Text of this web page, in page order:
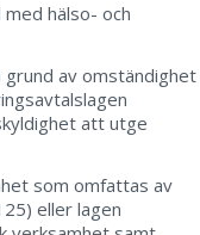
hälso- och
av omständighet
att utge
som omfattas av
eller lagen